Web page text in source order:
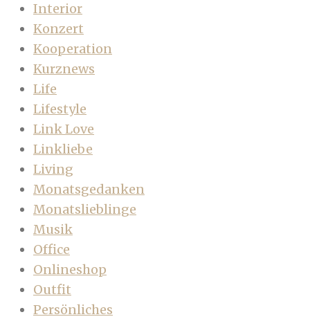
Interior
Konzert
Kooperation
Kurznews
Life
Lifestyle
Link Love
Linkliebe
Living
Monatsgedanken
Monatslieblinge
Musik
Office
Onlineshop
Outfit
Persönliches